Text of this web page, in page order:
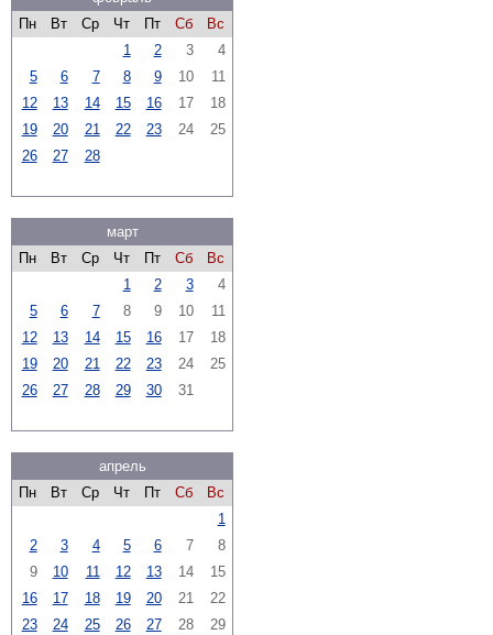
Пн
Вт Ср Чт Пт Сб
Вс
1
2 3
4
5
6 7 8 9 10
11
12
13 14 15 16 17
18
19
20 21 22 23 24
25
26
27 28
март
Пн
Вт Ср Чт Пт Сб
Вс
1
2 3
4
5
6 7 8 9 10
11
12
13 14 15 16 17
18
19
20 21 22 23 24
25
26
27 28 29 30 31
апрель
Пн
Вт Ср Чт Пт Сб
Вс
1
2
3 4 5 6 7
8
9
10 11 12 13 14
15
16
17 18 19 20 21
22
23
24 25 26 27 28
29